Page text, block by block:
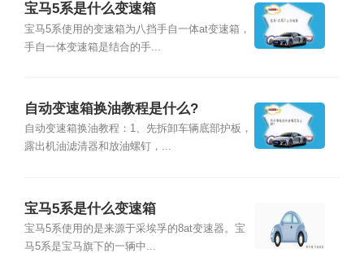
宝马5系是什么变速箱
宝马5系使用的变速箱为八挡手自一体at变速箱，
手自一体变速箱是结合的手...
自动变速箱换油教程是什么?
自动变速箱换油教程：1、先拆卸车辆底部护板，
露出机油滤清器和放油螺钉，...
宝马5系是什么变速箱
宝马5系使用的是来源于采埃孚的8at变速器。宝
马5系是宝马旗下的一辆中...